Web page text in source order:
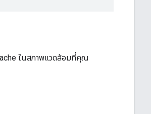
ในสภาพแวดล้อมที่คุณ